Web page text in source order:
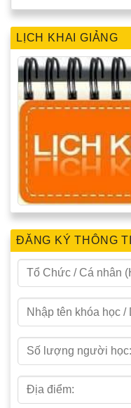
LỊCH KHAI GIẢNG
ĐĂNG KÝ THÔNG